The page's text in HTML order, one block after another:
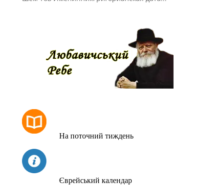
На поточний тиждень
Єврейський календар